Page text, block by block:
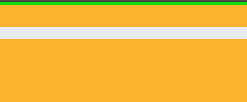
ist aber ebenfalls eher zum Vorspalten von
sich WESTTECH mit seinen Holzspaltern eher an